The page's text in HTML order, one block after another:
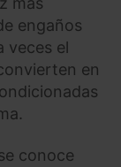
engaños
veces el
en
conoce